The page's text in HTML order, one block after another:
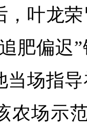
，叶龙
肥偏迟
当场指
农场示